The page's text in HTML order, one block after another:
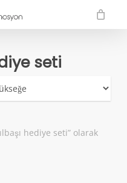
seti
hediye seti” olarak